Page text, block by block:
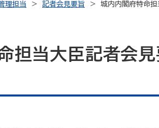
理担当
記者会見要旨 城内内閣府特命
担当大臣記者会